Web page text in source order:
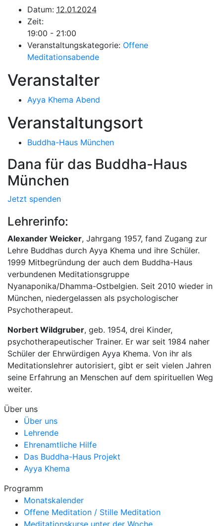
Datum: 12.01.2024
Zeit:
19:00 - 21:00
Veranstaltungskategorie: Offene
Meditationsabende
Veranstalter
Ayya Khema Abend
Veranstaltungsort
Buddha-Haus München
Dana für das Buddha-Haus
München
Jetzt spenden
Lehrerinfo:
Alexander Weicker, Jahrgang 1957, fand Zugang zur
Lehre Buddhas durch Ayya Khema und ihre Schüler.
1999 Mitbegründung der auch dem Buddha-Haus
verbundenen Meditationsgruppe
Nyanaponika/Dhamma-Ostbelgien. Seit 2010 wieder in
München, niedergelassen als psychologischer
Psychotherapeut.
Norbert Wildgruber, geb. 1954, drei Kinder,
psychotherapeutischer Trainer. Er war seit 1984 naher
Schüler der Ehrwürdigen Ayya Khema. Von ihr als
Meditationslehrer autorisiert, gibt er seit vielen Jahren
seine Erfahrung an Menschen auf dem spirituellen Weg
weiter.
Über uns
Über uns
Lehrende
Ehrenamtliche Hilfe
Das Buddha-Haus Projekt
Ayya Khema
Programm
Monatskalender
Offene Meditation / Stille Meditation
Meditationskurse unter der Woche